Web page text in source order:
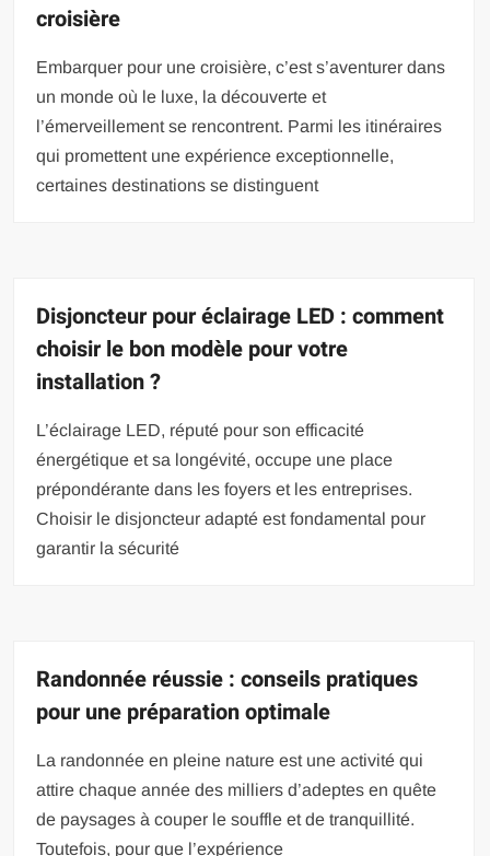
croisière
Embarquer pour une croisière, c’est s’aventurer dans
un monde où le luxe, la découverte et
l’émerveillement se rencontrent. Parmi les itinéraires
qui promettent une expérience exceptionnelle,
certaines destinations se distinguent
Disjoncteur pour éclairage LED : comment
choisir le bon modèle pour votre
installation ?
L’éclairage LED, réputé pour son efficacité
énergétique et sa longévité, occupe une place
prépondérante dans les foyers et les entreprises.
Choisir le disjoncteur adapté est fondamental pour
garantir la sécurité
Randonnée réussie : conseils pratiques
pour une préparation optimale
La randonnée en pleine nature est une activité qui
attire chaque année des milliers d’adeptes en quête
de paysages à couper le souffle et de tranquillité.
Toutefois, pour que l’expérience